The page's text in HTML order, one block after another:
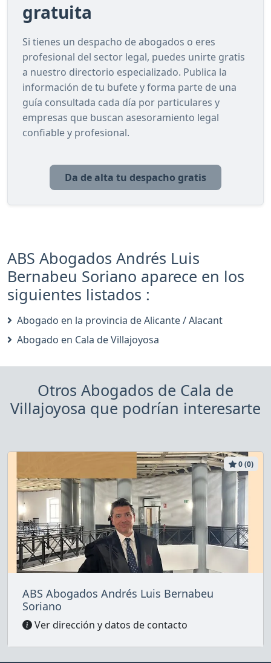
gratuita
Si tienes un despacho de abogados o eres
profesional del sector legal, puedes unirte gratis
a nuestro directorio especializado. Publica la
información de tu bufete y forma parte de una
guía consultada cada día por particulares y
empresas que buscan asesoramiento legal
confiable y profesional.
Da de alta tu despacho gratis
ABS Abogados Andrés Luis
Bernabeu Soriano aparece en los
siguientes listados :
Abogado en la provincia de Alicante / Alacant
Abogado en Cala de Villajoyosa
Otros Abogados de Cala de
Villajoyosa que podrían interesarte
0 (0)
ABS Abogados Andrés Luis Bernabeu
Soriano
Ver dirección y datos de contacto